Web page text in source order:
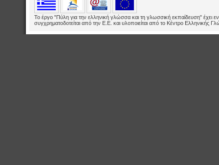
Το έργο "Πύλη για την ελληνική γλώσσα και τη γλωσσική εκπαίδευση" έχει
συγχρηματοδοτείται από την Ε.E. και υλοποιείται από το Κέντρο Ελληνικής